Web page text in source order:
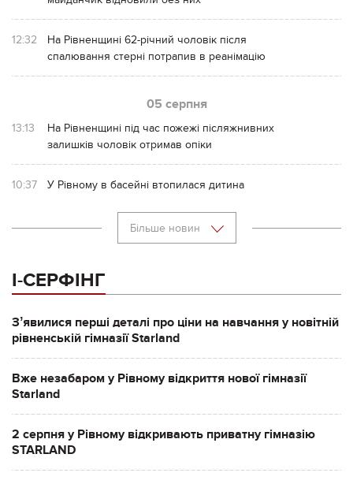
12:32
На Рівненщині 62-річний чоловік після
спалювання стерні потрапив в реанімацію
05 серпня
13:13
На Рівненщині під час пожежі післяжнивних
залишків чоловік отримав опіки
10:37 У Рівному в басейні втопилася дитина
Більше новин
І-СЕРФІНГ
Зʼявилися перші деталі про ціни на навчання у новітній
рівненській гімназії Starland
Вже незабаром у Рівному відкриття нової гімназії
Starland
2 серпня у Рівному відкривають приватну гімназію
STARLAND